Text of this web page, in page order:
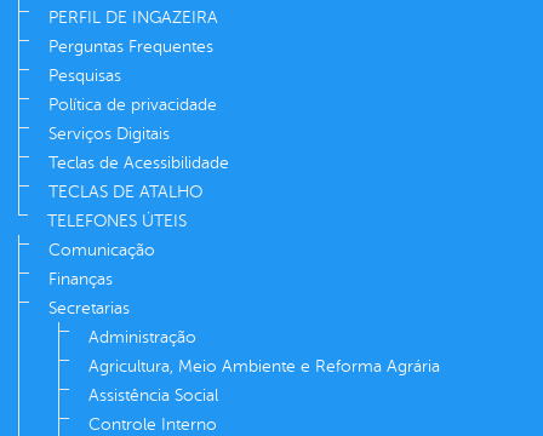
PERFIL DE INGAZEIRA
Perguntas Frequentes
Pesquisas
Política de privacidade
Serviços Digitais
Teclas de Acessibilidade
TECLAS DE ATALHO
TELEFONES ÚTEIS
Comunicação
Finanças
Secretarias
Administração
Agricultura, Meio Ambiente e Reforma Agrária
Assistência Social
Controle Interno